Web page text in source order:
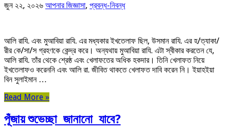
জুন ২২, ২০২৬ আপনার জিজ্ঞাসা, প্রবন্ধ-নিবন্ধ
আলি রাযি. এবং মুআবিয়া রাযি. এর মধ্যকার ইখতেলাফ ছিল, উসমান রাযি. এর হ/ত্যাকা/
রীর কে/সা/স গ্রহণকে কেন্দ্র করে। অন্যথায় মুআবিয়া রাযি. এটা স্বীকার করতেন যে,
আলি রাযি. তাঁর থেকে শ্রেষ্ঠ এবং খেলাফতের অধিক হকদার। তিনি খেলাফত নিয়ে
ইখতেলাফও করেননি এবং আলি রা. জীবিত থাকতে খেলাফত দাবি করেন নি। ইয়াহইয়া
বিন সুলাইমান …
Read More »
পূঁজায় শুভেচ্ছা জানানো যাবে?